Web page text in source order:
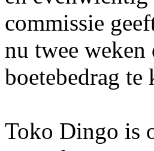
commissie
nu twee weken
boetebedrag te
Toko Dingo is